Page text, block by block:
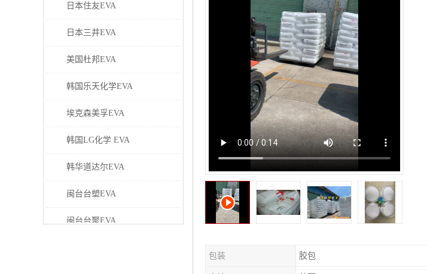
日本住友EVA
日本三井EVA
美国杜邦EVA
韩国乐天化学EVA
埃克森美孚EVA
韩国LG化学 EVA
韩华道达尔EVA
闽台台塑EVA
闽台台聚EVA
包装 胶包